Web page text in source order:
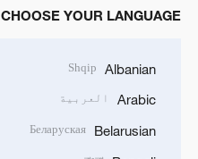
CHOOSE YOUR LANGUAGE
Albanian
Shqip
Arabic العربية
Belarusian
Беларуская